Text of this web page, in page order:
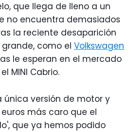
que llega de lleno a un
no encuentra demasiados
la reciente desaparición
como el Volkswagen
le esperan en el mercado
MINI Cabrio.
única versión de motor y
más caro que el
que ya hemos podido